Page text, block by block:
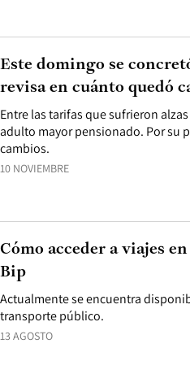
10 NOVIEMBRE
Entre las tarifas que sufrieron
adulto mayor pensionado. Por su
cambios.
Este domingo se
revisa en cuánto quedó
13 AGOSTO
Actualmente se encuentra
transporte público.
Cómo acceder a viajes
Bip